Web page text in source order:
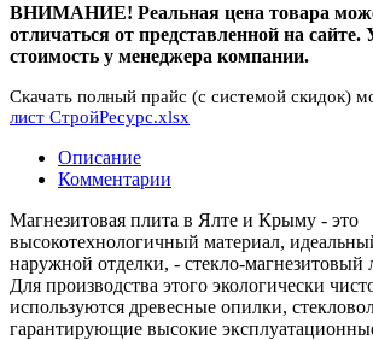
ВНИМАНИЕ! Реальная цена товара
отличаться от представленной на сайте.
стоимость у менеджера компании.
Скачать полный прайс (с системой скидок)
лист СтройРесурс.xlsx
Описание
Комментарии
Магнезитовая плита в Ялте и Крыму - это
высокотехнологичный материал,
наружной отделки, - стекло-
Для производства этого экологически
используются древесные опилки,
гарантирующие высокие